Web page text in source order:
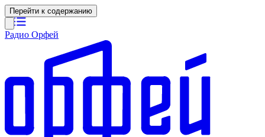
Перейти к содержанию
Радио Орфей